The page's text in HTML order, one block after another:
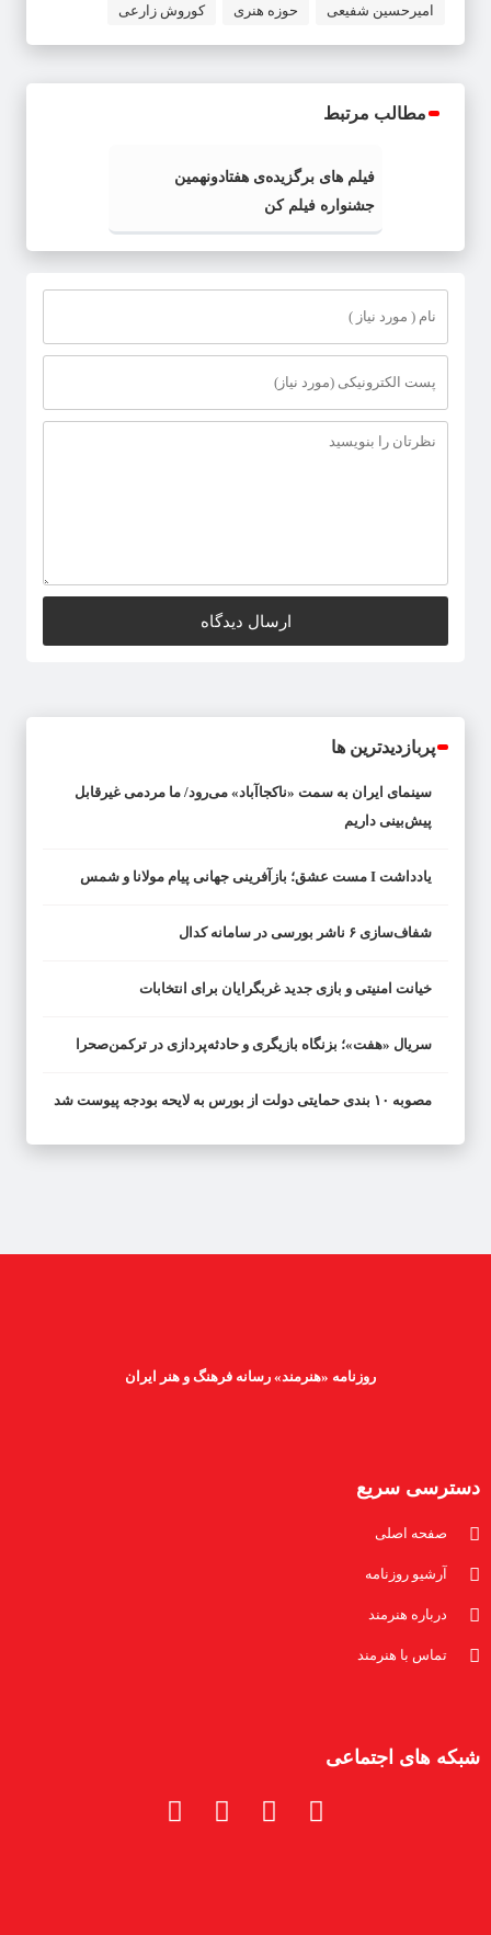
امیرحسین شفیعی حوزه هنری کوروش زارعی
مطالب مرتبط
فیلم های برگزیده‌ی هفتادونهمین
جشنواره فیلم کن
پربازدیدترین ها
سینمای ایران به سمت «ناکجاآباد» می‌رود/ ما مردمی غیرقابل
پیش‌بینی داریم
یادداشت I مست عشق؛ بازآفرینی جهانی پیام مولانا و شمس
شفاف‌سازی ۶ ناشر بورسی در سامانه کدال
خیانت امنیتی و بازی جدید غربگرایان برای انتخابات
سریال «هفت»؛ بزنگاه بازیگری و حادثه‌پردازی در ترکمن‌صحرا
مصوبه ۱۰ بندی حمایتی دولت از بورس به لایحه بودجه پیوست شد
روزنامه «هنرمند» رسانه فرهنگ و هنر ایران
دسترسی سریع
صفحه اصلی
آرشیو روزنامه
درباره هنرمند
تماس با هنرمند
شبکه های اجتماعی